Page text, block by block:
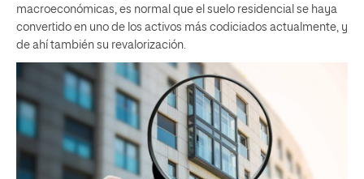
macroeconómicas, es normal que el suelo residencial se haya
convertido en uno de los activos más codiciados actualmente, y
de ahí también su revalorización.